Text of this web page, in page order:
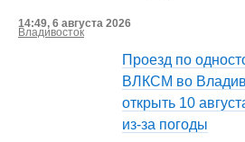
14:49, 6 августа 2026
Владивосток
Проезд по
ВЛКСМ во
открыть 10
из-за погоды